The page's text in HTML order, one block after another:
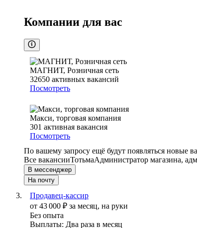
Компании для вас
МАГНИТ, Розничная сеть
32650 активных вакансий
Посмотреть
Макси, торговая компания
301 активная вакансия
Посмотреть
По вашему запросу ещё будут появляться новые
Все вакансииТотьмаАдминистратор магазина,
В мессенджер
На почту
Продавец-кассир
от 43 000 ₽ за месяц, на руки
Без опыта
Выплаты: Два раза в месяц